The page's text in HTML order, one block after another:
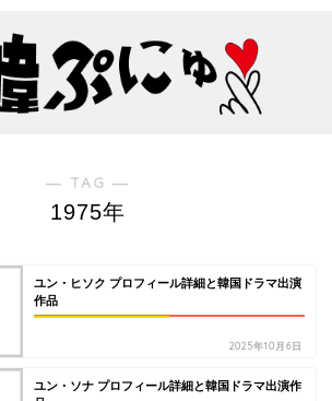
― TAG ―
1975年
ユン・ヒソク プロフィール詳細と韓国ドラマ出演
作品
2025年10月6日
ユン・ソナ プロフィール詳細と韓国ドラマ出演作